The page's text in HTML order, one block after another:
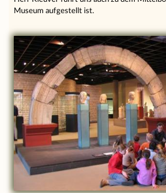
Museum aufgestellt ist.